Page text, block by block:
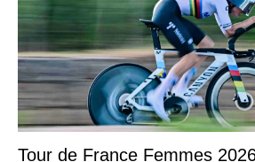
Tour de France Femmes